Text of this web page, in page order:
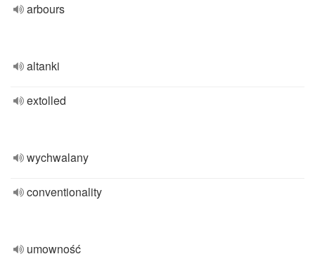
arbours
altanki
extolled
wychwalany
conventionality
umowność